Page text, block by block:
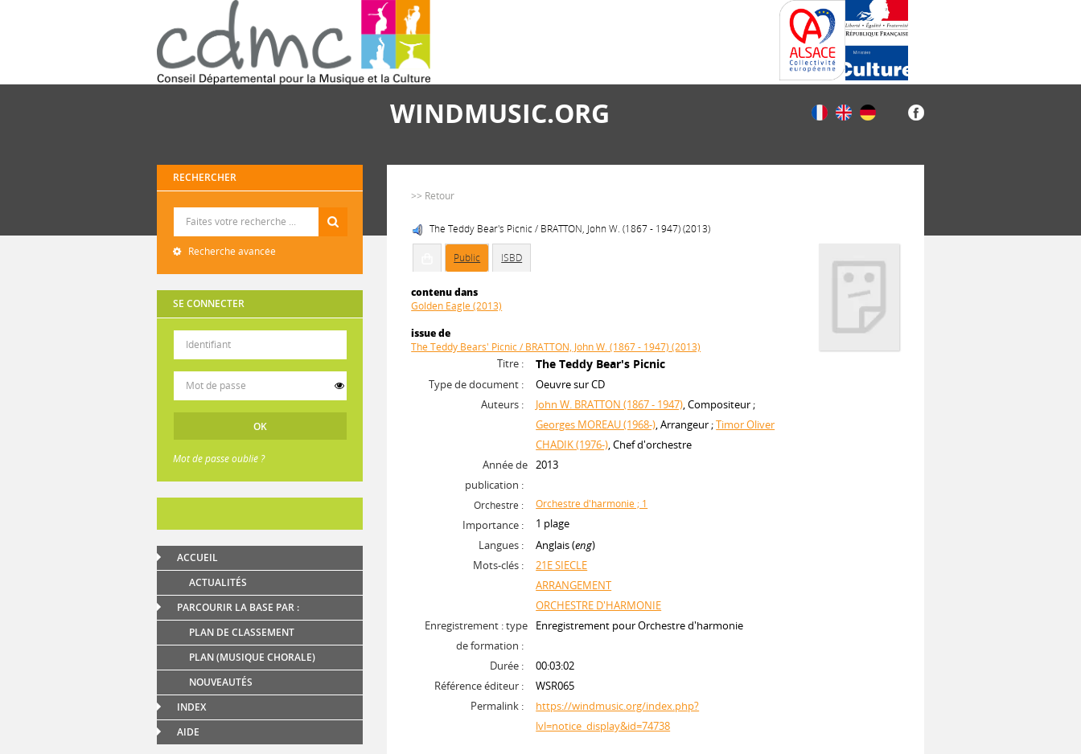
WINDMUSIC.ORG
RECHERCHER
Recherche avancée
SE CONNECTER
Mot de passe oublié ?
ACCUEIL
ACTUALITÉS
PARCOURIR LA BASE PAR :
PLAN DE CLASSEMENT
PLAN (MUSIQUE CHORALE)
NOUVEAUTÉS
INDEX
AIDE
>> Retour
The Teddy Bear's Picnic / BRATTON, John W. (1867 - 1947) (2013)
Public ISBD
contenu dans
Golden Eagle (2013)
issue de
The Teddy Bears' Picnic / BRATTON, John W. (1867 - 1947) (2013)
Titre : The Teddy Bear's Picnic
Type de document :
Oeuvre sur CD
Auteurs :
John W. BRATTON (1867 - 1947), Compositeur ;
Georges MOREAU (1968-), Arrangeur ;Timor Oliver
CHADIK (1976-), Chef d'orchestre
Année de
publication :
2013
Orchestre : Orchestre d'harmonie ; 1
Importance :
1 plage
Langues :
Anglais (eng)
Mots-clés :
21E SIECLE
ARRANGEMENT
ORCHESTRE D'HARMONIE
Enregistrement : type
de formation :
Enregistrement pour Orchestre d'harmonie
Durée :
00:03:02
Référence éditeur :
WSR065
Permalink :
https://windmusic.org/index.php?
lvl=notice_display&id=74738